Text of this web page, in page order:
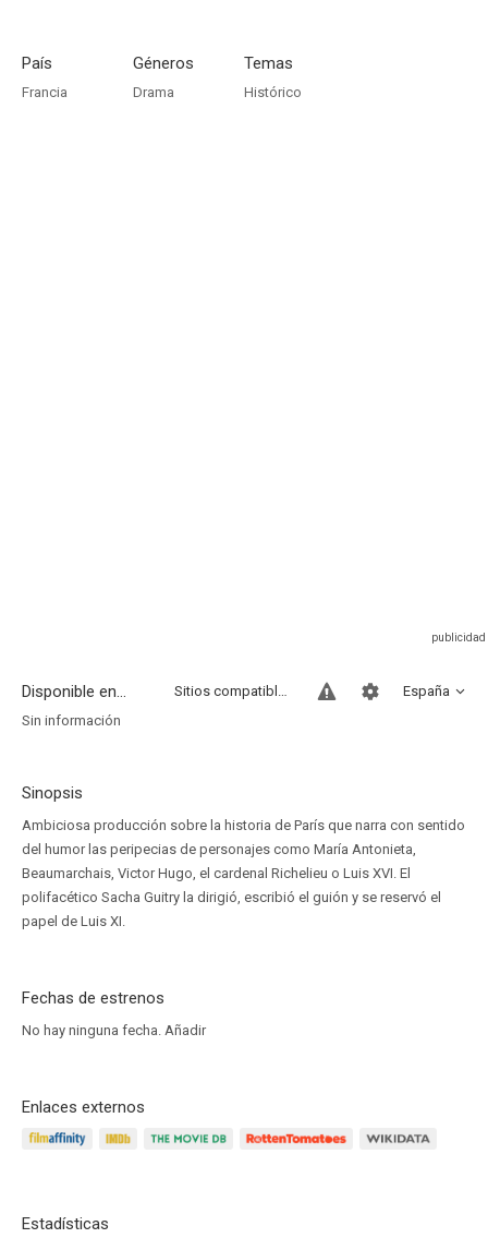
País
Francia
Géneros
Drama
Temas
Histórico
Disponible en... España
Sitios compatibles
Sin información
Sinopsis
Ambiciosa producción sobre la historia de París que narra con sentido
del humor las peripecias de personajes como María Antonieta,
Beaumarchais, Victor Hugo, el cardenal Richelieu o Luis XVI. El
polifacético Sacha Guitry la dirigió, escribió el guión y se reservó el
papel de Luis XI.
Fechas de estrenos
No hay ninguna fecha. Añadir
Enlaces externos
Estadísticas